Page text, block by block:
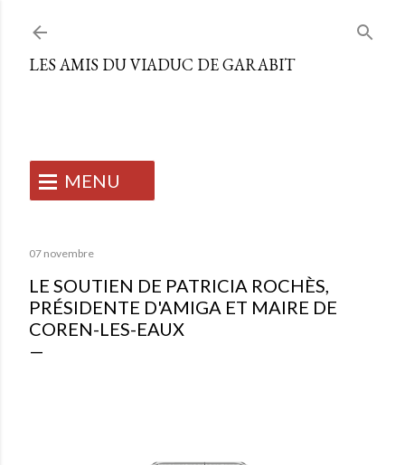
LES AMIS DU VIADUC DE GARABIT
MENU
L'ASSOCIATION
Qui sommes-nous ?
NOS ACTIONS
07 novembre
LE SOUTIEN DE PATRICIA ROCHÈS,
PRÉSIDENTE D'AMIGA ET MAIRE DE
COREN-LES-EAUX